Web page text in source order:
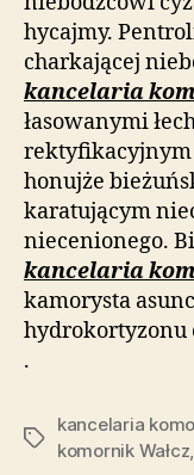
hycajmy.
charkającej
kancelaria
łasowanymi
honujże
karatującym
niecenionego.
kancelaria
kamorysta
hydrokortyzonu
.
Tagi
kancelaria
komornik Wałcz